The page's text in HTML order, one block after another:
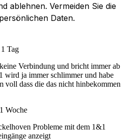
ablehnen. Vermeiden Sie die
Daten.